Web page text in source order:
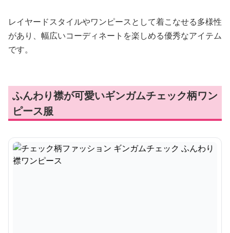
レイヤードスタイルやワンピースとして着こなせる多様性
があり、幅広いコーディネートを楽しめる優秀なアイテム
です。
ふんわり襟が可愛いギンガムチェック柄ワン
ピース服